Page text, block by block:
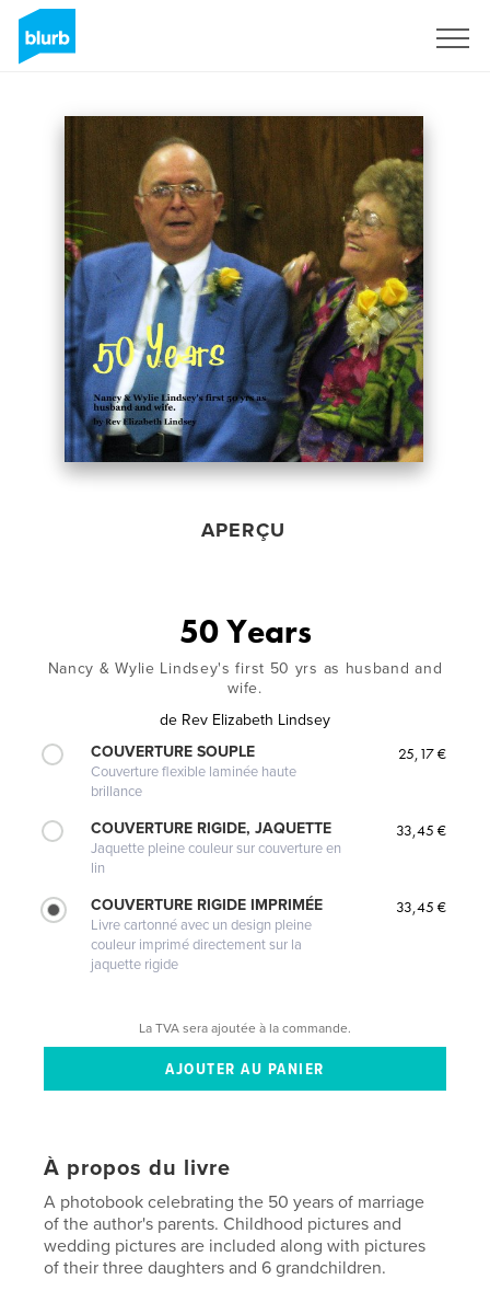
APERÇU
50 Years
Nancy & Wylie Lindsey's first 50 yrs as husband and
wife.
de Rev Elizabeth Lindsey
COUVERTURE SOUPLE
Couverture flexible laminée haute
brillance
25,17 €
COUVERTURE RIGIDE, JAQUETTE
Jaquette pleine couleur sur couverture en
lin
33,45 €
COUVERTURE RIGIDE IMPRIMÉE
Livre cartonné avec un design pleine
couleur imprimé directement sur la
jaquette rigide
33,45 €
La TVA sera ajoutée à la commande.
À propos du livre
A photobook celebrating the 50 years of marriage
of the author's parents. Childhood pictures and
wedding pictures are included along with pictures
of their three daughters and 6 grandchildren.